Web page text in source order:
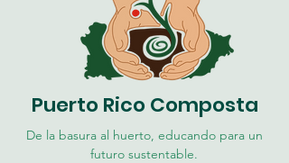
Puerto Rico Composta
De la basura al huerto, educando para un
futuro sustentable.